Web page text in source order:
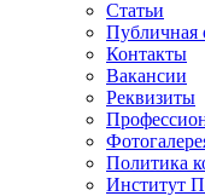
Статьи
Публичная
Контакты
Вакансии
Реквизиты
Политика
Институт